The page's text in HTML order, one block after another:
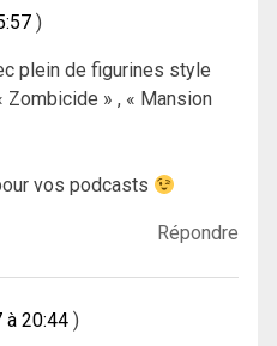
plein de figurines style
Zombicide » , « Mansion
vos podcasts
Répondre
20:44